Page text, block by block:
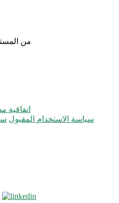
0% من
اتفاقية
سياسة الاستخدام المقبول